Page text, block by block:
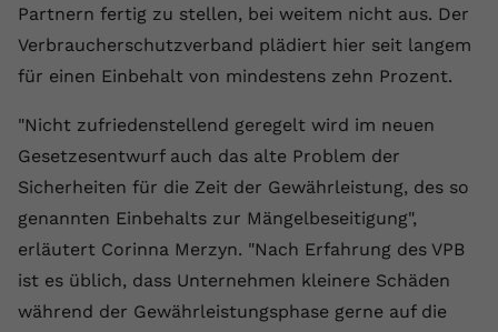
Partnern fertig zu stellen, bei weitem nicht aus. Der
Verbraucherschutzverband plädiert hier seit langem
für einen Einbehalt von mindestens zehn Prozent.
"Nicht zufriedenstellend geregelt wird im neuen
Gesetzesentwurf auch das alte Problem der
Sicherheiten für die Zeit der Gewährleistung, des so
genannten Einbehalts zur Mängelbeseitigung",
erläutert Corinna Merzyn. "Nach Erfahrung des VPB
ist es üblich, dass Unternehmen kleinere Schäden
während der Gewährleistungsphase gerne auf die
Anbieter VPB.de
Zweck
Speicherung von
Benutzereinstellungen zu ermöglichen.
Zweck
Vimeo installiert dieses Cookie, um
indem es eine eindeutige ID zum
setzt.
Anbieter youtube.com
Laufzeit 2 Jahre